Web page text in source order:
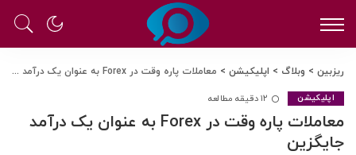
ریزبین > وبلاگ > اپلیکیشن > معاملات پاره وقت در Forex به عنوان یک درآمد جایگزین
اپلیکیشن ۱۲ دقیقه مطالعه
معاملات پاره وقت در Forex به عنوان یک درآمد
جایگزین